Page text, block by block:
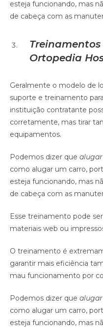
esteja funcionando, mas
de cabeça com as
Treinamentos
Ortopedia
Geralmente o modelo de
suporte e treinamento
instituição contratante
corretamente, mas tirar
equipamentos.
Podemos dizer que
como alugar um carro,
esteja funcionando, mas
de cabeça com as
Esse treinamento pode
materiais web ou
O treinamento é
garantir mais eficiência
mau funcionamento por
Podemos dizer que
como alugar um carro,
esteja funcionando, mas